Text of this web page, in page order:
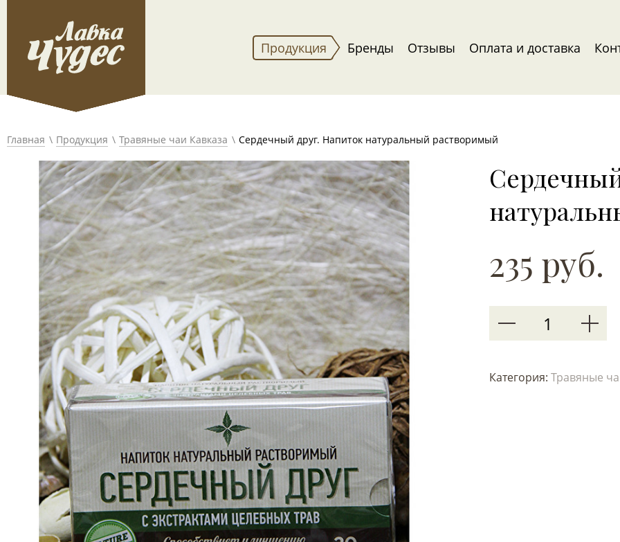
Продукция Бренды Отзывы Оплата и доставка
Главная Продукция Травяные чаи Кавказа Сердечный друг. Напиток натуральный растворимый
235 руб.
Категория: Травяные